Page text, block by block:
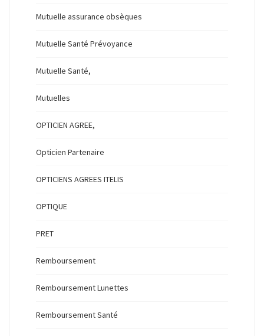
Mutuelle assurance obsèques
Mutuelle Santé Prévoyance
Mutuelle Santé,
Mutuelles
OPTICIEN AGREE,
Opticien Partenaire
OPTICIENS AGREES ITELIS
OPTIQUE
PRET
Remboursement
Remboursement Lunettes
Remboursement Santé